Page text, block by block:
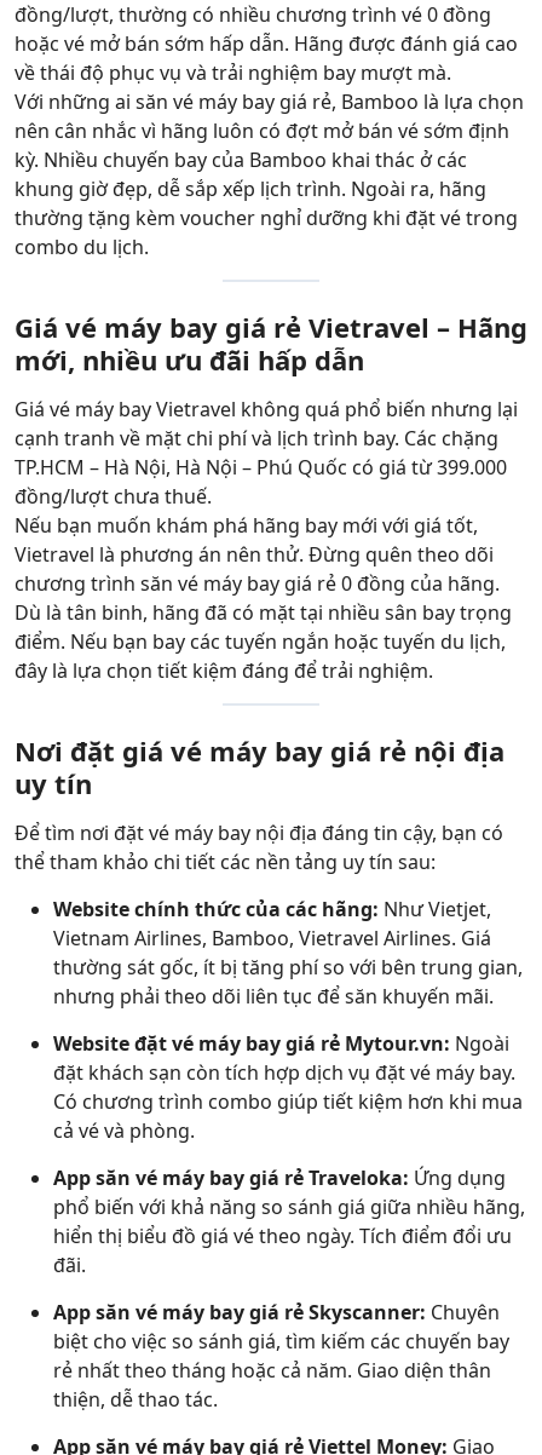
đồng/lượt, thường có nhiều chương trình vé 0 đồng
hoặc vé mở bán sớm hấp dẫn. Hãng được đánh giá cao
về thái độ phục vụ và trải nghiệm bay mượt mà.
Với những ai săn vé máy bay giá rẻ, Bamboo là lựa chọn
nên cân nhắc vì hãng luôn có đợt mở bán vé sớm định
kỳ. Nhiều chuyến bay của Bamboo khai thác ở các
khung giờ đẹp, dễ sắp xếp lịch trình. Ngoài ra, hãng
thường tặng kèm voucher nghỉ dưỡng khi đặt vé trong
combo du lịch.
Giá vé máy bay giá rẻ Vietravel – Hãng
mới, nhiều ưu đãi hấp dẫn
Giá vé máy bay Vietravel không quá phổ biến nhưng lại
cạnh tranh về mặt chi phí và lịch trình bay. Các chặng
TP.HCM – Hà Nội, Hà Nội – Phú Quốc có giá từ 399.000
đồng/lượt chưa thuế.
Nếu bạn muốn khám phá hãng bay mới với giá tốt,
Vietravel là phương án nên thử. Đừng quên theo dõi
chương trình săn vé máy bay giá rẻ 0 đồng của hãng.
Dù là tân binh, hãng đã có mặt tại nhiều sân bay trọng
điểm. Nếu bạn bay các tuyến ngắn hoặc tuyến du lịch,
đây là lựa chọn tiết kiệm đáng để trải nghiệm.
Nơi đặt giá vé máy bay giá rẻ nội địa
uy tín
Để tìm nơi đặt vé máy bay nội địa đáng tin cậy, bạn có
thể tham khảo chi tiết các nền tảng uy tín sau:
Website chính thức của các hãng: Như Vietjet,
Vietnam Airlines, Bamboo, Vietravel Airlines. Giá
thường sát gốc, ít bị tăng phí so với bên trung gian,
nhưng phải theo dõi liên tục để săn khuyến mãi.
Website đặt vé máy bay giá rẻ Mytour.vn: Ngoài
đặt khách sạn còn tích hợp dịch vụ đặt vé máy bay.
Có chương trình combo giúp tiết kiệm hơn khi mua
cả vé và phòng.
App săn vé máy bay giá rẻ Traveloka: Ứng dụng
phổ biến với khả năng so sánh giá giữa nhiều hãng,
hiển thị biểu đồ giá vé theo ngày. Tích điểm đổi ưu
đãi.
App săn vé máy bay giá rẻ Skyscanner: Chuyên
biệt cho việc so sánh giá, tìm kiếm các chuyến bay
rẻ nhất theo tháng hoặc cả năm. Giao diện thân
thiện, dễ thao tác.
App săn vé máy bay giá rẻ Viettel Money: Giao